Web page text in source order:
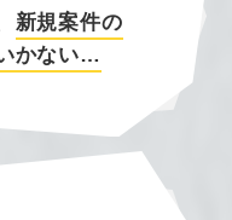
新規案件の
かない…